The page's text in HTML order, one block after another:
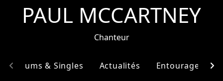
PAUL MCCARTNEY
Chanteur
Albums & Singles Actualités Entourage
chevron_left chevron_right